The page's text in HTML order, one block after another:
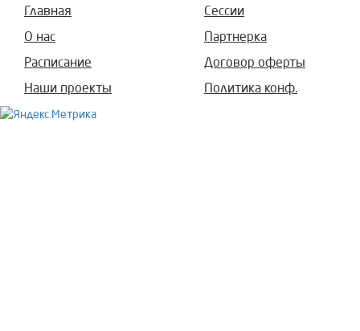
Главная
О нас
Расписание
Наши проекты
Сессии
Партнерка
Договор оферты
Политика конф.